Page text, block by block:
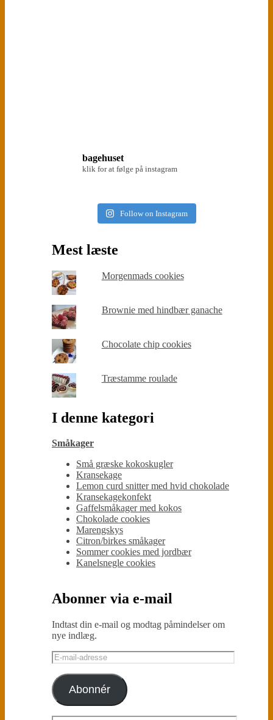
bagehuset
klik for at følge på instagram
Follow on Instagram
Mest læste
Morgenmads cookies
Brownie med hindbær ganache
Chocolate chip cookies
Træstamme roulade
I denne kategori
Småkager
Små græske kokoskugler
Kransekage
Lemon curd snitter med hvid chokolade
Kransekagekonfekt
Gaffelsmåkager med kokos
Chokolade cookies
Marengskys
Citron/birkes småkager
Sommer cookies med jordbær
Kanelsnegle cookies
Abonner via e-mail
Indtast din e-mail og modtag påmindelser om
nye indlæg.
E-
mail-
adresse
Abonnér